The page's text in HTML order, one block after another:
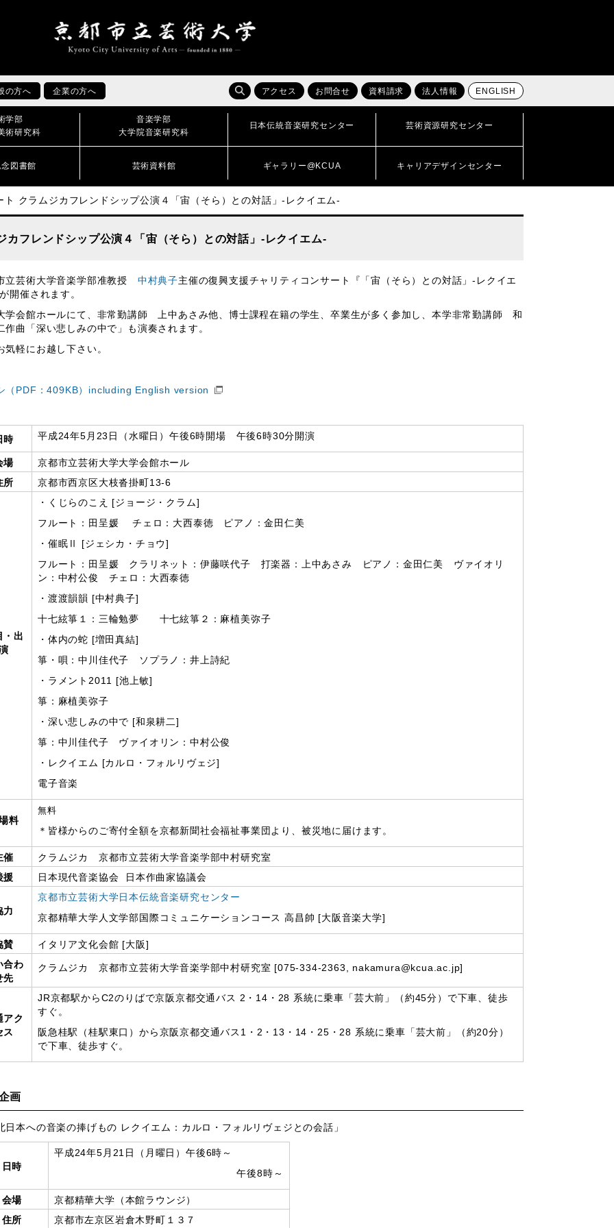
の方へ 企業の方へ アクセス お問合せ 資料請求 法人情報 ENGLISH
学部
術研究科
音楽学部
大学院音楽研究科
日本伝統音楽研究センター 芸術資源研究センター
図書館 芸術資料館 ギャラリー@KCUA キャリアデザインセンター
ト クラムジカフレンドシップ公演４「宙（そら）との対話」-レクイエム-
カフレンドシップ公演４「宙（そら）との対話」-レクイエム-
立芸術大学音楽学部准教授 中村典子主催の復興支援チャリティコンサート『「宙（そら）との対話」-レクイエ
開催されます。
学会館ホールにて、非常勤講師 上中あさみ他、博士課程在籍の学生、卒業生が多く参加し、本学非常勤講師 和
作曲「深い悲しみの中で」も演奏されます。
気軽にお越し下さい。
（PDF：409KB）including English version
時 平成24年5月23日（水曜日）午後6時開場 午後6時30分開演
場
京都市立芸術大学大学会館ホール
所
京都市西京区大枝沓掛町13-6
・出
・くじらのこえ [ジョージ・クラム]
フルート：田呈媛 チェロ：大西泰徳 ピアノ：金田仁美
・催眠Ⅱ [ジェシカ・チョウ]
フルート：田呈媛 クラリネット：伊藤咲代子 打楽器：上中あさみ ピアノ：金田仁美 ヴァイオリ
ン：中村公俊 チェロ：大西泰徳
・渡渡韻韻 [中村典子]
十七絃箏１：三輪勉夢 十七絃箏２：麻植美弥子
・体内の蛇 [増田真結]
箏・唄：中川佳代子 ソプラノ：井上詩紀
・ラメント2011 [池上敏]
箏：麻植美弥子
・深い悲しみの中で [和泉耕二]
箏：中川佳代子 ヴァイオリン：中村公俊
・レクイエム [カルロ・フォルリヴェジ]
電子音楽
料
無料
＊皆様からのご寄付全額を京都新聞社会福祉事業団より、被災地に届けます。
催
クラムジカ 京都市立芸術大学音楽学部中村研究室
援
日本現代音楽協会 日本作曲家協議会
力
京都市立芸術大学日本伝統音楽研究センター
京都精華大学人文学部国際コミュニケーションコース 高昌帥 [大阪音楽大学]
賛
イタリア文化会館 [大阪]
合わ
先
クラムジカ 京都市立芸術大学音楽学部中村研究室 [075-334-2363, nakamura@kcua.ac.jp]
アク
ス
JR京都駅からC2のりばで京阪京都交通バス 2・14・28 系統に乗車「芸大前」（約45分）で下車、徒歩
すぐ。
阪急桂駅（桂駅東口）から京阪京都交通バス1・2・13・14・25・28 系統に乗車「芸大前」（約20分）
で下車、徒歩すぐ。
画
日本への音楽の捧げもの レクイエム：カルロ・フォルリヴェジとの会話」
日時
平成24年5月21日（月曜日）午後6時～
午後8時～
会場
京都精華大学（本館ラウンジ）
住所
京都市左京区岩倉木野町１３７